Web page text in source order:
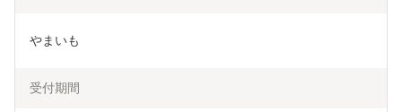
やまいも
受付期間